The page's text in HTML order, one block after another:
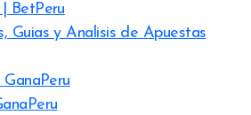
BetPeru
Guias y Analisis de Apuestas